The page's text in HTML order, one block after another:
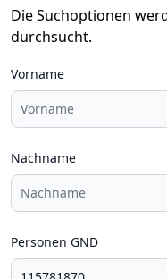
Die Suchoptionen
durchsucht.
Vorname
Nachname
Personen GND